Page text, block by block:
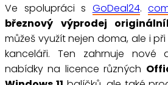
Ve spolupráci s GoDeal24.
březnový výprodej
můžeš využít nejen doma, ale i
kanceláři. Ten zahrnuje nové
nabídky na licence různých